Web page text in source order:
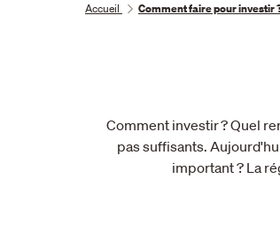
Accueil Comment faire pour investir
Comment investir ? Quel
pas suffisants.
important ? La